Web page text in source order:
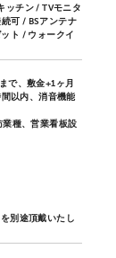
ッチン / TVモニタ
可 / BSアンテナ
ト / ウォークイ
で、敷金+1ヶ月
以内、消音機能
種、営業看板設
別途頂戴いたし